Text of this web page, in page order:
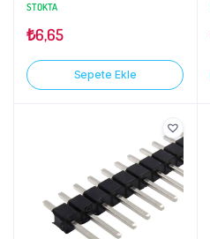
STOKTA
₺6,65
Sepete Ekle